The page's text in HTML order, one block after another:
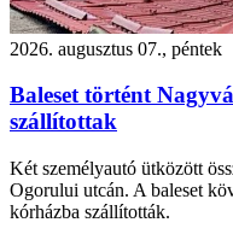
2026. augusztus 07., péntek
Baleset történt
szállítottak
Két személyautó ütközött
Ogorului utcán. A baleset
kórházba szállították.